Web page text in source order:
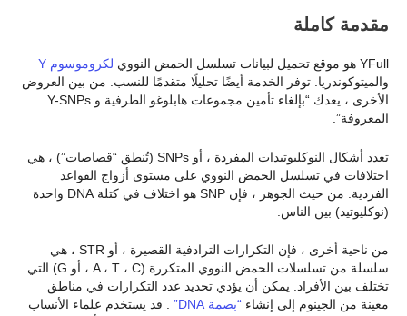
مقدمة كاملة
YFull هو موقع تحميل لبيانات تسلسل الحمض النووي
لكروموسوم Y
والميتوكوندريا. توفر الخدمة أيضًا تحليلًا متقدمًا للنسب. من بين العروض
الأخرى ، يعدك “بإلغاء تأمين مجموعات هابلوغو الطرفية و Y-SNPs
المعروفة”.
تعدد أشكال النوكليوتيدات المفردة ، أو SNPs (تُنطق “قصاصات”) ، هي
اختلافات في تسلسل الحمض النووي على مستوى أزواج القواعد
الفردية. من حيث الجوهر ، فإن SNP هو اختلاف في كتلة DNA واحدة
(نوكليوتيد) بين الناس.
من ناحية أخرى ، فإن التكرارات الترادفية القصيرة ، أو STR ، هي
سلسلة من تسلسلات الحمض النووي المتكررة (A ، T ، C ، أو G) التي
تختلف بين الأفراد. يمكن أن يؤدي تحديد عدد التكرارات في مناطق
معينة من الجينوم إلى إنشاء “بصمة DNA”
. قد يستخدم علماء الأنساب